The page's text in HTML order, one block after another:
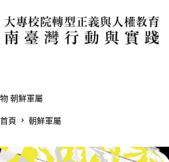
至
主
要
物 朝鮮軍屬
首頁 朝鮮軍屬